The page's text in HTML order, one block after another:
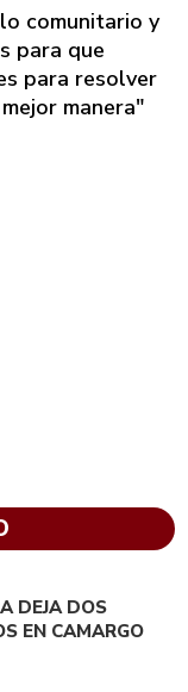
comunitario y
para que
para resolver
manera"
DEJA DOS
EN CAMARGO